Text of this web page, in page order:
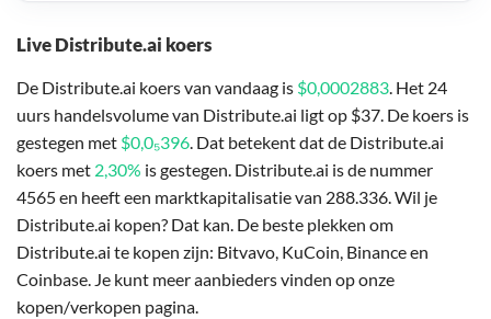
Live Distribute.ai koers
De Distribute.ai koers van vandaag is $0,0002883. Het 24
uurs handelsvolume van Distribute.ai ligt op $37. De koers is
gestegen met $0,0₅396. Dat betekent dat de Distribute.ai
koers met 2,30% is gestegen. Distribute.ai is de nummer
4565 en heeft een marktkapitalisatie van 288.336. Wil je
Distribute.ai kopen? Dat kan. De beste plekken om
Distribute.ai te kopen zijn: Bitvavo, KuCoin, Binance en
Coinbase. Je kunt meer aanbieders vinden op onze
kopen/verkopen pagina.